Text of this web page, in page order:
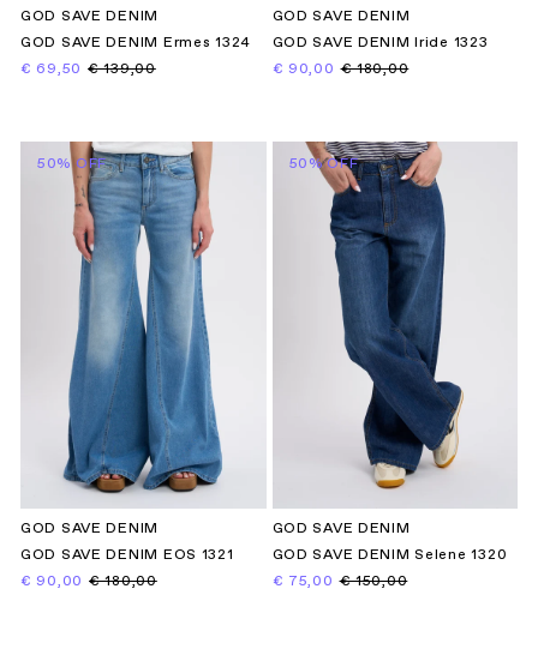
GOD SAVE DENIM
GOD SAVE DENIM Ermes 1324
€ 69,50 € 139,00
GOD SAVE DENIM
GOD SAVE DENIM Iride 1323
€ 90,00 € 180,00
50% OFF
GOD SAVE DENIM
GOD SAVE DENIM EOS 1321
€ 90,00 € 180,00
50% OFF
GOD SAVE DENIM
GOD SAVE DENIM Selene 1320
€ 75,00 € 150,00